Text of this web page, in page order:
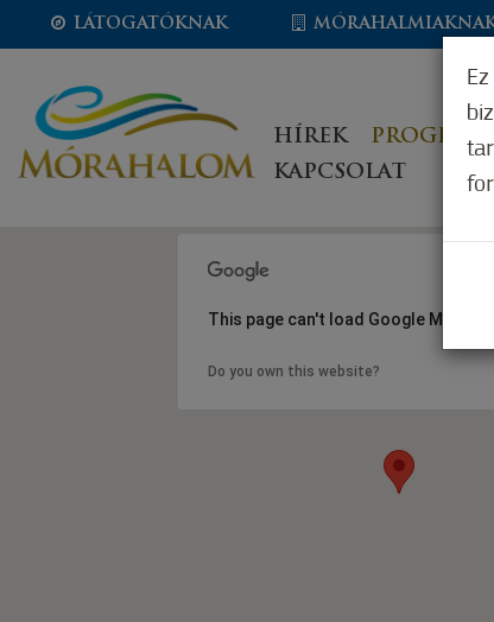
LÁTOGATÓKNAK
HÍREK
KAPCSOLAT
This page can't load Google Maps
Do you own this website?